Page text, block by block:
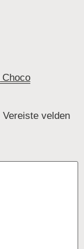
Vereiste velden